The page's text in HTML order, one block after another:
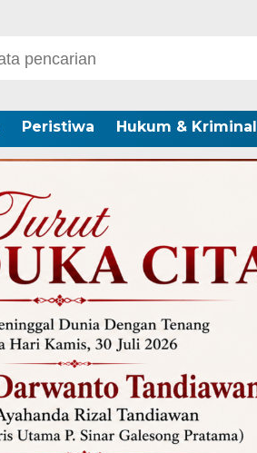
Peristiwa Hukum & Kriminal